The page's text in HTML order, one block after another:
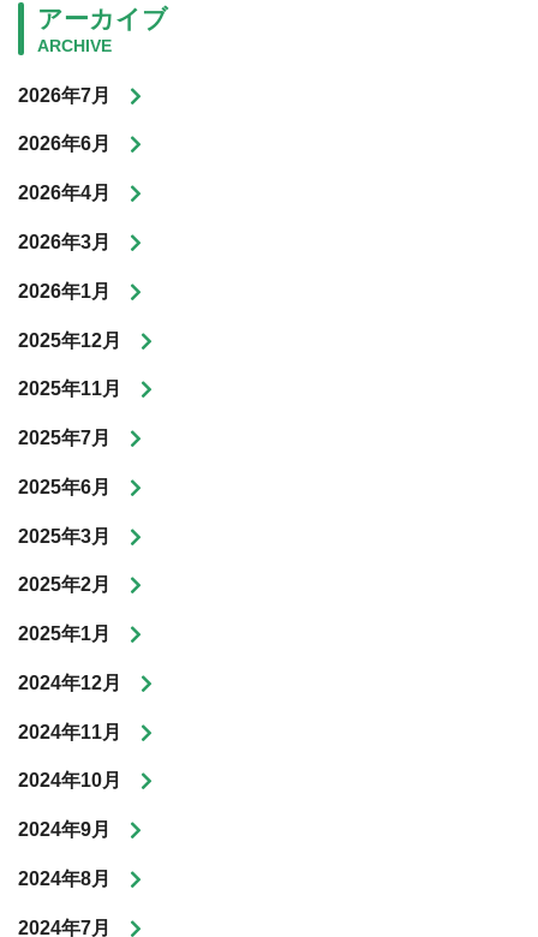
アーカイブ
ARCHIVE
2026年7月
2026年6月
2026年4月
2026年3月
2026年1月
2025年12月
2025年11月
2025年7月
2025年6月
2025年3月
2025年2月
2025年1月
2024年12月
2024年11月
2024年10月
2024年9月
2024年8月
2024年7月